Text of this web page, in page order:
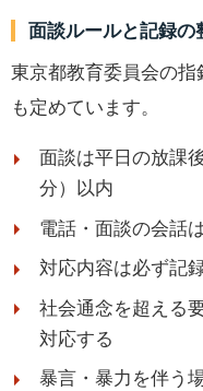
面談ルールと記録の
東京都教育委員会の
も定めています。
面談は平日の放課
分）以内
電話・面談の会話
対応内容は必ず記
社会通念を超える
対応する
暴言・暴力を伴う